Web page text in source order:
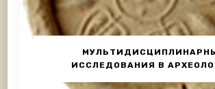
ИССЛЕДОВАНИЯ В